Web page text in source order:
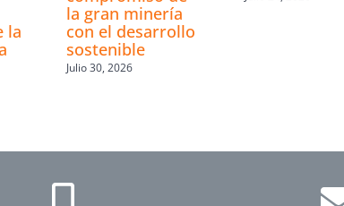
la
la gran minería
con el desarrollo
sostenible
Julio 30, 2026